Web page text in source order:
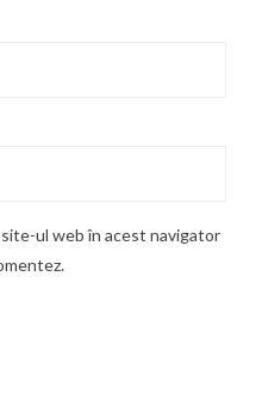
site-ul web în acest navigator